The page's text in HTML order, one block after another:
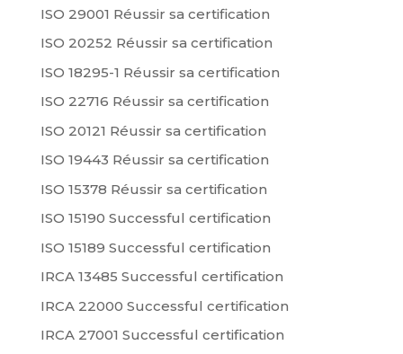
ISO 29001 Réussir sa certification
ISO 20252 Réussir sa certification
ISO 18295-1 Réussir sa certification
ISO 22716 Réussir sa certification
ISO 20121 Réussir sa certification
ISO 19443 Réussir sa certification
ISO 15378 Réussir sa certification
ISO 15190 Successful certification
ISO 15189 Successful certification
IRCA 13485 Successful certification
IRCA 22000 Successful certification
IRCA 27001 Successful certification